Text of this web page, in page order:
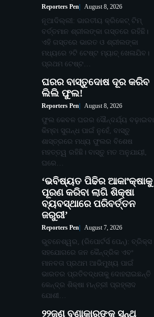
Reporters Pen August 8, 2026
ନୂଆଦିଲ୍ଲୀ: ଭାରତୀୟ କ୍ରିକେଟ୍ ଟିମ୍
ବର୍ତ୍ତମାନ ଶ୍ରୀଲଙ୍କା ଗସ୍ତରେ ରହିଛି।
ଏହି ଗସ୍ତରେ ଭାରତ ଓ ଶ୍ରୀଲଙ୍କା
ମଧ୍ୟରେ ୨ଟି ଟେଷ୍ଟ ମ୍ୟାଚ୍ ଖେଳାଯିବ।
ପ୍ରଥମ ଟେଷ୍ଟ…
ଘରର ବାସ୍ତୁଦୋଷ ଦୂର କରିବ
ଲିଲି ଫୁଲ!
Reporters Pen August 8, 2026
ଫୁଲ କେବଳ ଘରର ସୌନ୍ଦର୍ଯ୍ୟ ବଢ଼ାଇବା
କିମ୍ବା ସୁଗନ୍ଧ ପାଇଁ ନୁହେଁ, ବାସ୍ତୁ
ଶାସ୍ତ୍ରରେ ମଧ୍ୟ ଫୁଲର ବିଶେଷ
ମହତ୍ତ୍ୱ ରହିଛି। ବାସ୍ତୁ ମତ ଅନୁଯାୟୀ,
ଘରେ…
‘ଭବିଷ୍ୟତ ପିଢିର ଆକାଂକ୍ଷାକୁ
ପୂରଣ କରିବା ଲାଗି ଶିକ୍ଷା
ବ୍ୟବସ୍ଥାରେ ପରିବର୍ତ୍ତନ
ଜରୁରୀ’
Reporters Pen August 7, 2026
ଭୁବନେଶ୍ୱର, (ରିପୋର୍ଟର୍ସ ପେନ୍‌): ବ୍ରିକ୍ସ
ସହଯୋଗରେ ଜନ କୈନ୍ଦ୍ରିକ ଏବଂ
ମାନବତା ପ୍ରଥମ ଆଭିମୁଖ୍ୟ ପାଇଁ
ଭାରତର ପ୍ରତିବଦ୍ଧତାକୁ ଦୋହରାଇଛନ୍ତି
କେନ୍ଦ୍ର ଶିକ୍ଷା ମନ୍ତ୍ରୀ ପ୍ରହ୍ଲାଦ
ଯୋଶୀ…
୨୨ଜଣ ବୁଣାକାରଙ୍କୁ ସନ୍ଥ